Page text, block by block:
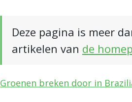
Deze pagina is meer
artikelen van de
Groenen breken door in